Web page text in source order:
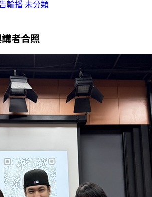
輪播 未分類
者合照